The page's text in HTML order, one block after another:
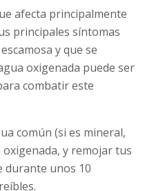
afecta principalmente
principales síntomas
y que se
oxigenada puede ser
combatir este
común (si es mineral,
y remojar tus
durante unos 10